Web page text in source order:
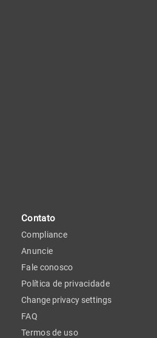
Contato
Compliance
Anuncie
Fale conosco
Política de privacidade
Change privacy settings
FAQ
Termos de uso